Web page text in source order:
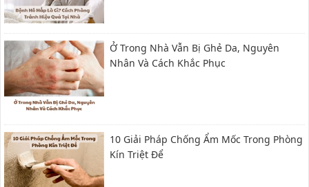
Ở Trong Nhà Vẫn Bị Ghẻ Da, Nguyên
Nhân Và Cách Khắc Phục
10 Giải Pháp Chống Ẩm Mốc Trong Phòng
Kín Triệt Để